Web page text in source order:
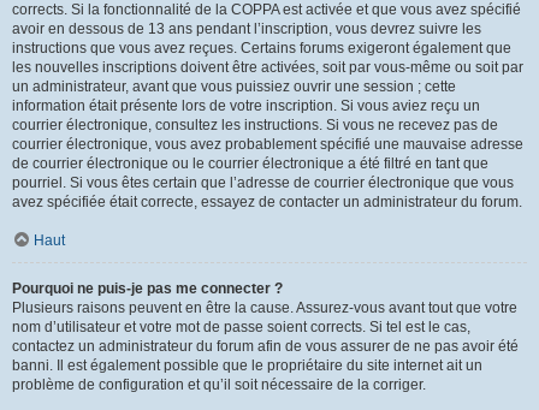
corrects. Si la fonctionnalité de la COPPA est activée et que vous avez spécifié
avoir en dessous de 13 ans pendant l’inscription, vous devrez suivre les
instructions que vous avez reçues. Certains forums exigeront également que
les nouvelles inscriptions doivent être activées, soit par vous-même ou soit par
un administrateur, avant que vous puissiez ouvrir une session ; cette
information était présente lors de votre inscription. Si vous aviez reçu un
courrier électronique, consultez les instructions. Si vous ne recevez pas de
courrier électronique, vous avez probablement spécifié une mauvaise adresse
de courrier électronique ou le courrier électronique a été filtré en tant que
pourriel. Si vous êtes certain que l’adresse de courrier électronique que vous
avez spécifiée était correcte, essayez de contacter un administrateur du forum.
Haut
Pourquoi ne puis-je pas me connecter ?
Plusieurs raisons peuvent en être la cause. Assurez-vous avant tout que votre
nom d’utilisateur et votre mot de passe soient corrects. Si tel est le cas,
contactez un administrateur du forum afin de vous assurer de ne pas avoir été
banni. Il est également possible que le propriétaire du site internet ait un
problème de configuration et qu’il soit nécessaire de la corriger.